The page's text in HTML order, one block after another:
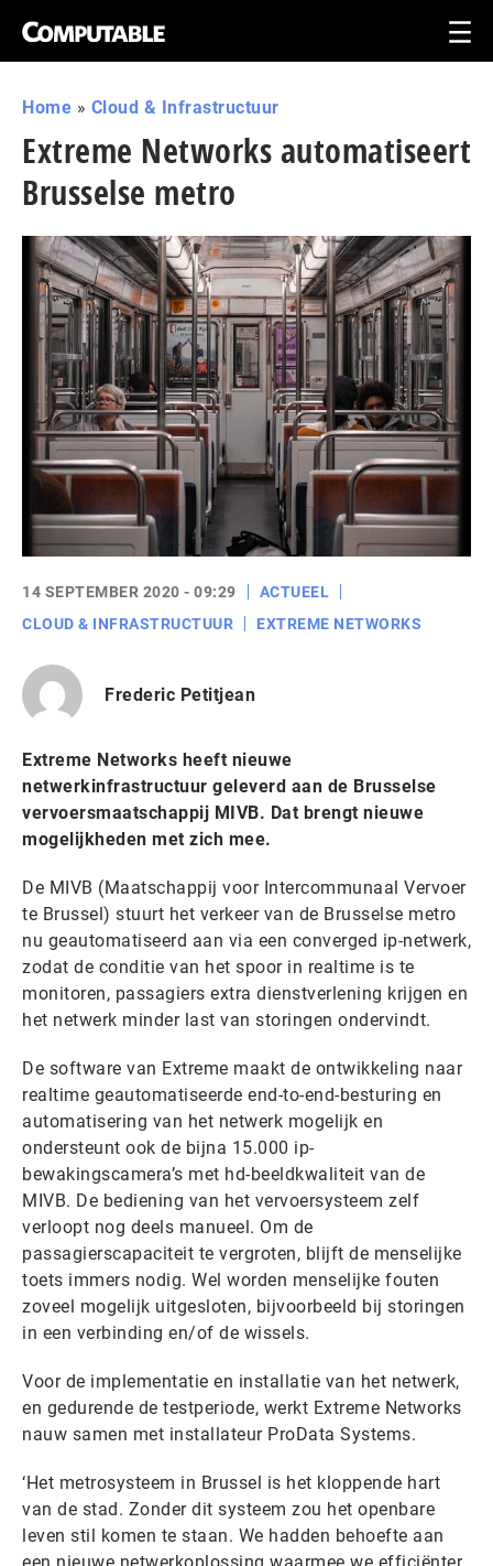
Home » Cloud & Infrastructuur
Extreme Networks automatiseert
Brusselse metro
14 SEPTEMBER 2020 - 09:29
ACTUEEL
CLOUD & INFRASTRUCTUUR
EXTREME NETWORKS
Frederic Petitjean
Extreme Networks heeft nieuwe
netwerkinfrastructuur geleverd aan de Brusselse
vervoersmaatschappij MIVB. Dat brengt nieuwe
mogelijkheden met zich mee.
De MIVB (Maatschappij voor Intercommunaal Vervoer
te Brussel) stuurt het verkeer van de Brusselse metro
nu geautomatiseerd aan via een converged ip-netwerk,
zodat de conditie van het spoor in realtime is te
monitoren, passagiers extra dienstverlening krijgen en
het netwerk minder last van storingen ondervindt.
De software van Extreme maakt de ontwikkeling naar
realtime geautomatiseerde end-to-end-besturing en
automatisering van het netwerk mogelijk en
ondersteunt ook de bijna 15.000 ip-
bewakingscamera’s met hd-beeldkwaliteit van de
MIVB. De bediening van het vervoersysteem zelf
verloopt nog deels manueel. Om de
passagierscapaciteit te vergroten, blijft de menselijke
toets immers nodig. Wel worden menselijke fouten
zoveel mogelijk uitgesloten, bijvoorbeeld bij storingen
in een verbinding en/of de wissels.
Voor de implementatie en installatie van het netwerk,
en gedurende de testperiode, werkt Extreme Networks
nauw samen met installateur ProData Systems.
‘Het metrosysteem in Brussel is het kloppende hart
van de stad. Zonder dit systeem zou het openbare
leven stil komen te staan. We hadden behoefte aan